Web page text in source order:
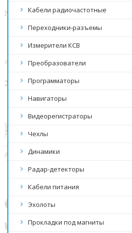
Кабели радиочастотные
Переходники-разъемы
Измерители КСВ
Преобразователи
Программаторы
Навигаторы
Видеорегистраторы
Чехлы
Динамики
Радар-детекторы
Кабели питания
Эхолоты
Прокладки под магниты